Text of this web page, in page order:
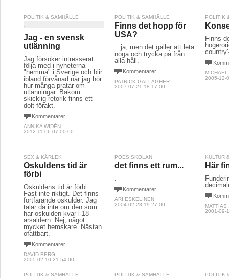
POLITIK & SAMHÄLLE
Jag - en svensk
utlänning
Jag försöker intresserat
följa med i nyheterna
"hemma" i Sverige och blir
ibland förvånad när jag hör
hur många pratar om
utlänningar. Bakom
skicklig retorik finns ett
dolt förakt.
Kommentarer
ANNIKA WIDÉN
2012-11-06 07:00:00
POLITIK & SAMHÄLLE
Finns det hopp för
USA?
...ja, men det gäller att leta
noga och trycka på från
alla håll.
Kommentarer
PATRICK GALLAGHER
2007-07-21 18:17:00
POLITIK
Finns
2005-12-
SEX & KÄRLEK
Oskuldens tid är
förbi
Oskuldens tid är förbi.
Fast inte riktigt. Det finns
fortfarande oskulder. Jag
talar då inte om den som
har oskulden kvar i 18-
årsåldern. Nej, något
mycket hemskare. Nästan
ofattbart.
Kommentarer
DAVID BERG
2005-02-10 21:54:00
POESISKOLAN
det finns ett rum...
Kommentarer
ARI ESKELINEN
2004-02-28 19:27:00
KULTUR
Här
MATTIAS
2001-09-
POLITIK & SAMHÄLLE POLITIK & SAMHÄLLE POLITIK